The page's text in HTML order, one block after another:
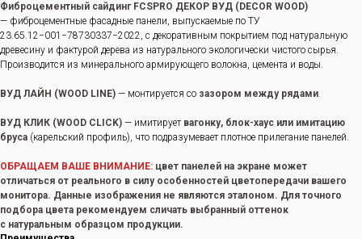
Фиброцементный сайдинг FCSPRO ДЕКОР ВУД (DECOR WOOD)
— фиброцементные фасадные панели, выпускаемые по ТУ
23.65.12−001−78730337−2022, с декоративным покрытием под натуральную
древесину и фактурой дерева из натурального экологически чистого сырья.
Производится из минерального армирующего волокна, цемента и воды.
ВУД ЛАЙН (WOOD LINE) — монтируется со зазором между рядами.
ВУД КЛИК (WOOD CLICK) — имитирует вагонку, блок-хаус или имитацию
бруса (карельский профиль), что подразумевает плотное прилегание панелей.
ОБРАЩАЕМ ВАШЕ ВНИМАНИЕ: цвет панелей на экране может
отличаться от реального в силу особенностей цветопередачи вашего
монитора. Данные изображения не являются эталоном. Для точного
подбора цвета рекомендуем сличать выбранный оттенок
с натуральным образцом продукции.